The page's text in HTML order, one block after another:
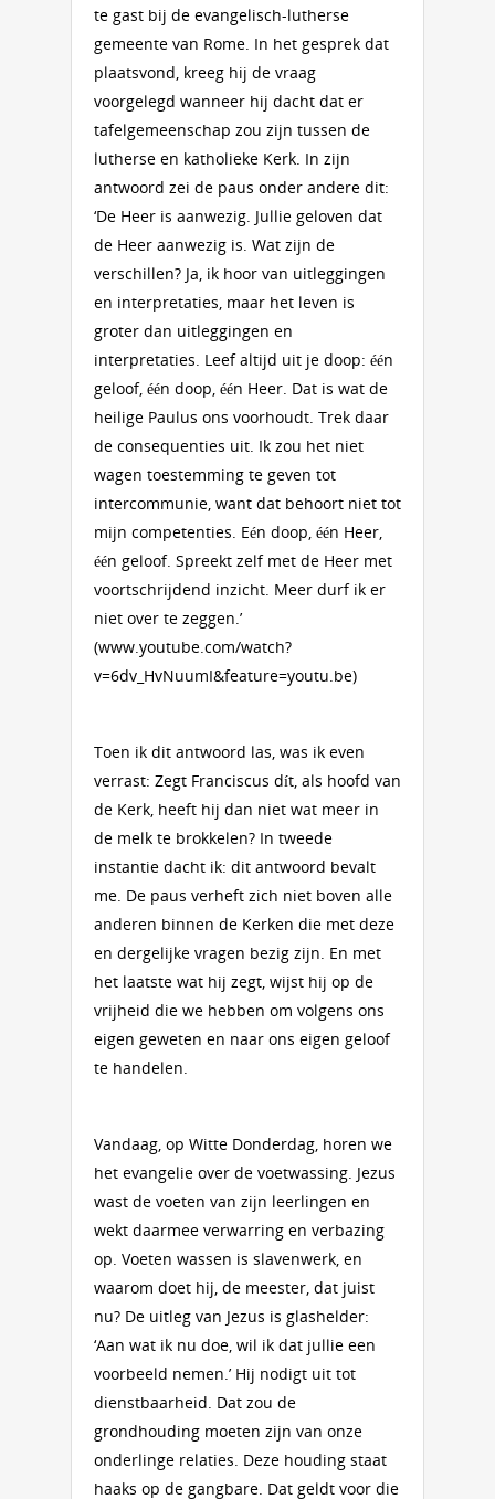
te gast bij de evangelisch-lutherse
gemeente van Rome. In het gesprek dat
plaatsvond, kreeg hij de vraag
voorgelegd wanneer hij dacht dat er
tafelgemeenschap zou zijn tussen de
lutherse en katholieke Kerk. In zijn
antwoord zei de paus onder andere dit:
‘De Heer is aanwezig. Jullie geloven dat
de Heer aanwezig is. Wat zijn de
verschillen? Ja, ik hoor van uitleggingen
en interpretaties, maar het leven is
groter dan uitleggingen en
interpretaties. Leef altijd uit je doop: één
geloof, één doop, één Heer. Dat is wat de
heilige Paulus ons voorhoudt. Trek daar
de consequenties uit. Ik zou het niet
wagen toestemming te geven tot
intercommunie, want dat behoort niet tot
mijn competenties. Eén doop, één Heer,
één geloof. Spreekt zelf met de Heer met
voortschrijdend inzicht. Meer durf ik er
niet over te zeggen.’
(www.youtube.com/watch?
v=6dv_HvNuumI&feature=youtu.be)
Toen ik dit antwoord las, was ik even
verrast: Zegt Franciscus dít, als hoofd van
de Kerk, heeft hij dan niet wat meer in
de melk te brokkelen? In tweede
instantie dacht ik: dit antwoord bevalt
me. De paus verheft zich niet boven alle
anderen binnen de Kerken die met deze
en dergelijke vragen bezig zijn. En met
het laatste wat hij zegt, wijst hij op de
vrijheid die we hebben om volgens ons
eigen geweten en naar ons eigen geloof
te handelen.
Vandaag, op Witte Donderdag, horen we
het evangelie over de voetwassing. Jezus
wast de voeten van zijn leerlingen en
wekt daarmee verwarring en verbazing
op. Voeten wassen is slavenwerk, en
waarom doet hij, de meester, dat juist
nu? De uitleg van Jezus is glashelder:
‘Aan wat ik nu doe, wil ik dat jullie een
voorbeeld nemen.’ Hij nodigt uit tot
dienstbaarheid. Dat zou de
grondhouding moeten zijn van onze
onderlinge relaties. Deze houding staat
haaks op de gangbare. Dat geldt voor die